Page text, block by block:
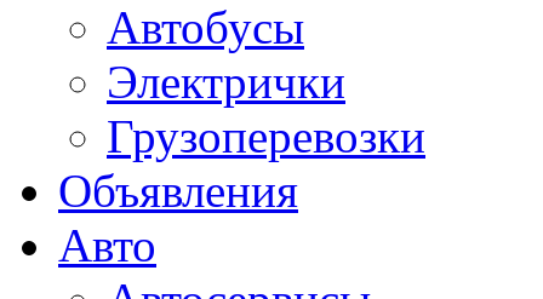
Автобусы
Электрички
Грузоперевозки
Объявления
Авто